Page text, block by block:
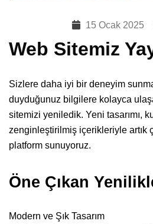
15 Ocak 2025
Web Sitemiz
Sizlere daha iyi bir deneyim
duyduğunuz bilgilere kolayca
sitemizi yeniledik. Yeni tasarımı,
zenginleştirilmiş içerikleriyle artık
platform sunuyoruz.
Öne Çıkan
Modern ve Şık Tasarım